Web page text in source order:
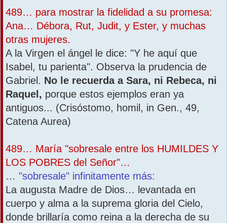
489… para mostrar la fidelidad a su promesa:
Ana… Débora, Rut, Judit, y Ester, y muchas
otras mujeres.
A la Virgen el ángel le dice: "Y he aquí que
Isabel, tu parienta". Observa la prudencia de
Gabriel. No le recuerda a Sara, ni Rebeca, ni
Raquel, porque estos ejemplos eran ya
antiguos... (Crisóstomo, homil, in Gen., 49,
Catena Aurea)
489… María "sobresale entre los HUMILDES Y
LOS POBRES del Señor"…
… "sobresale" infinitamente más:
La augusta Madre de Dios… levantada en
cuerpo y alma a la suprema gloria del Cielo,
donde brillaría como reina a la derecha de su